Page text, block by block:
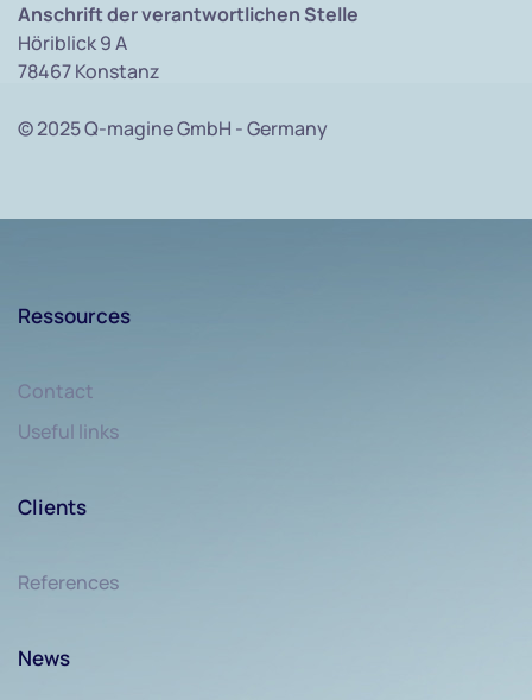
Anschrift der verantwortlichen Stelle
Höriblick 9 A
78467 Konstanz
© 2025 Q-magine GmbH - Germany
Ressources
Contact
Useful links
Clients
References
News